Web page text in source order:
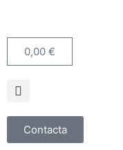
0,00 €
Contacta